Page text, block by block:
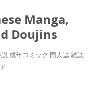
Manga,
Doujins
成年コミック 同人誌 雑誌
Skip
content